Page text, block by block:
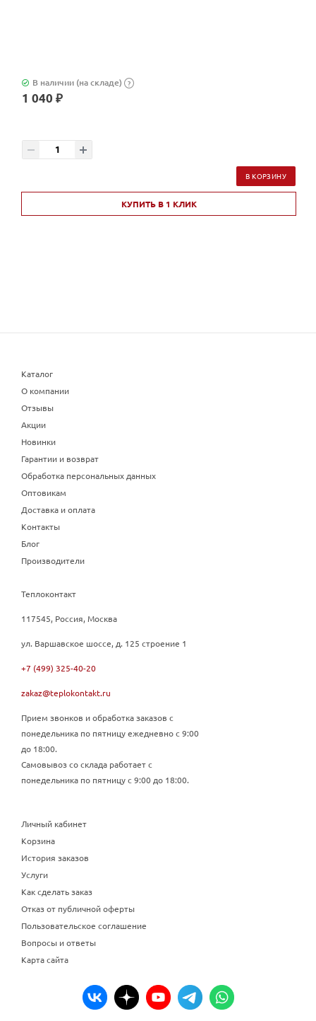
В наличии (на складе) ?
1 040 ₽
В КОРЗИНУ
КУПИТЬ В 1 КЛИК
Каталог
О компании
Отзывы
Акции
Новинки
Гарантии и возврат
Обработка персональных данных
Оптовикам
Доставка и оплата
Контакты
Блог
Производители
Теплоконтакт
117545, Россия, Москва
ул. Варшавское шоссе, д. 125 строение 1
+7 (499) 325-40-20
zakaz@teplokontakt.ru
Прием звонков и обработка заказов с
понедельника по пятницу ежедневно с 9:00
до 18:00.
Самовывоз со склада работает с
понедельника по пятницу с 9:00 до 18:00.
Личный кабинет
Корзина
История заказов
Услуги
Как сделать заказ
Отказ от публичной оферты
Пользовательское соглашение
Вопросы и ответы
Карта сайта